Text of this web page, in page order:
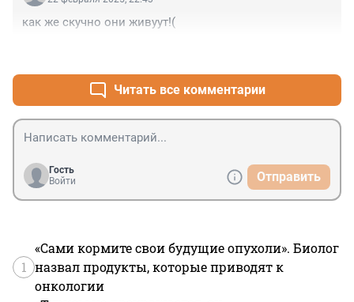
как же скучно они живуут!(
Читать все комментарии
Гость
Войти
Отправить
1
«Сами кормите свои будущие опухоли». Биолог
назвал продукты, которые приводят к
онкологии